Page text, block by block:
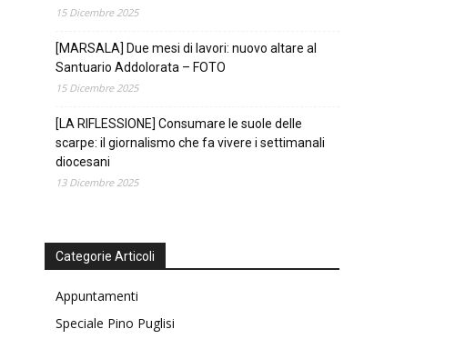
15 Dicembre 2025
[MARSALA] Due mesi di lavori: nuovo altare al
Santuario Addolorata – FOTO
15 Dicembre 2025
[LA RIFLESSIONE] Consumare le suole delle
scarpe: il giornalismo che fa vivere i settimanali
diocesani
13 Dicembre 2025
Categorie Articoli
Appuntamenti
Speciale Pino Puglisi